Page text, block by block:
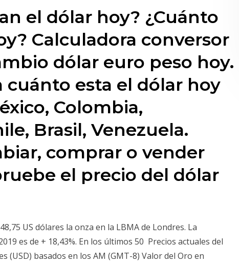
el dólar hoy? ¿Cuánto
Calculadora conversor
dólar euro peso hoy.
cuánto esta el dólar hoy
Colombia,
Brasil, Venezuela.
comprar o vender
el precio del dólar
US dólares la onza en la LBMA de Londres. La
es de + 18,43%. En los últimos 50 Precios actuales del
(USD) basados en los AM (GMT-8) Valor del Oro en